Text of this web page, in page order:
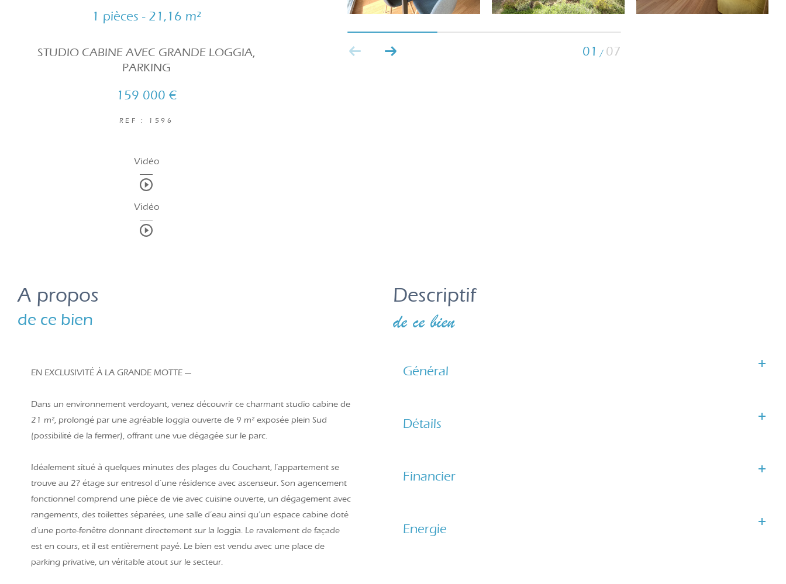
01 / 07
1 pièces - 21,16 m²
STUDIO CABINE AVEC GRANDE LOGGIA,
PARKING
159 000 €
REF : 1596
Vidéo
Vidéo
a propos
de ce bien
EN EXCLUSIVITÉ À LA GRANDE MOTTE —
Dans un environnement verdoyant, venez découvrir ce charmant studio cabine de
21 m², prolongé par une agréable loggia ouverte de 9 m² exposée plein Sud
(possibilité de la fermer), offrant une vue dégagée sur le parc.
Idéalement situé à quelques minutes des plages du Couchant, l’appartement se
trouve au 2? étage sur entresol d’une résidence avec ascenseur. Son agencement
fonctionnel comprend une pièce de vie avec cuisine ouverte, un dégagement avec
rangements, des toilettes séparées, une salle d’eau ainsi qu’un espace cabine doté
d’une porte-fenêtre donnant directement sur la loggia. Le ravalement de façade
est en cours, et il est entièrement payé. Le bien est vendu avec une place de
parking privative, un véritable atout sur le secteur.
descriptif
de ce bien
Général
Détails
Financier
Energie